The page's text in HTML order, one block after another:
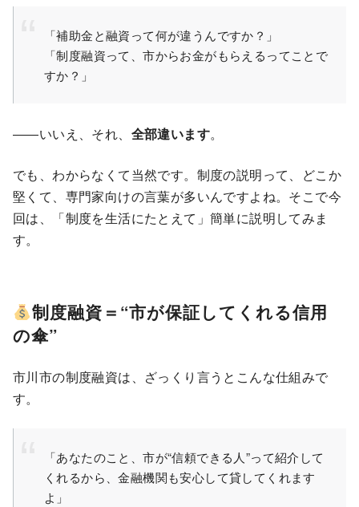
「補助金と融資って何が違うんですか？」
「制度融資って、市からお金がもらえるってことで
すか？」
――いいえ、それ、 全部違います。
でも、わからなくて当然です。制度の説明って、どこか
堅くて、専門家向けの言葉が多いんですよね。そこで今
回は、「制度を生活にたとえて」簡単に説明してみま
す。
制度融資＝“市が保証してくれる信用
の傘”
市川市の制度融資は、ざっくり言うとこんな仕組みで
す。
「あなたのこと、市が“信頼できる人”って紹介して
くれるから、金融機関も安心して貸してくれます
よ」